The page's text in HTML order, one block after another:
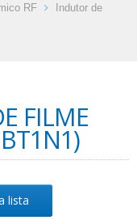
RF
Indutor de
FILME
lista